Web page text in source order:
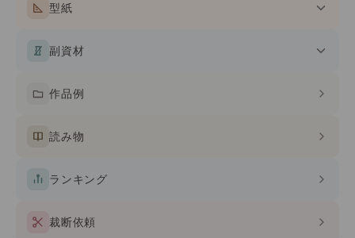
型紙
副資材
作品例
読み物
ランキング
裁断依頼